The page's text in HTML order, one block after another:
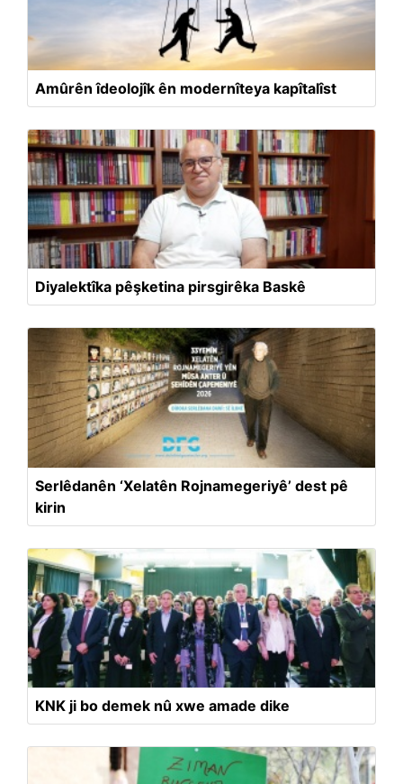
Amûrên îdeolojîk ên modernîteya kapîtalîst
Diyalektîka pêşketina pirsgirêka Baskê
Serlêdanên ‘Xelatên Rojnamegeriyê’ dest pê
kirin
KNK ji bo demek nû xwe amade dike